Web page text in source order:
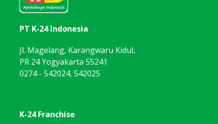
PT K-24 Indonesia
Jl. Magelang, Karangwaru Kidul,
PR 24 Yogyakarta 55241
0274 - 542024, 542025
K-24 Franchise